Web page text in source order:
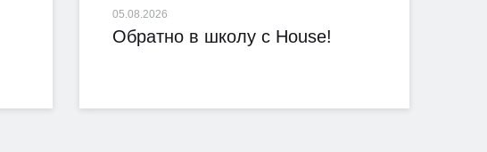
05.08.2026
Обратно в школу с House!